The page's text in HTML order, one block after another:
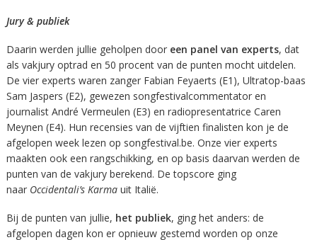
Jury & publiek
Daarin werden jullie geholpen door een panel van experts, dat
als vakjury optrad en 50 procent van de punten mocht uitdelen.
De vier experts waren zanger Fabian Feyaerts (E1), Ultratop-baas
Sam Jaspers (E2), gewezen songfestivalcommentator en
journalist André Vermeulen (E3) en radiopresentatrice Caren
Meynen (E4). Hun recensies van de vijftien finalisten kon je de
afgelopen week lezen op songfestival.be. Onze vier experts
maakten ook een rangschikking, en op basis daarvan werden de
punten van de vakjury berekend. De topscore ging
naar Occidentali’s Karma uit Italië.
Bij de punten van jullie, het publiek, ging het anders: de
afgelopen dagen kon er opnieuw gestemd worden op onze